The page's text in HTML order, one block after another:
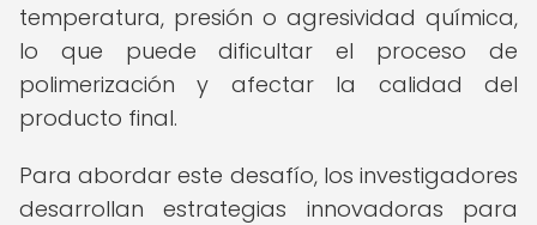
temperatura, presión o agresividad química,
lo que puede dificultar el proceso de
polimerización y afectar la calidad del
producto final.
Para abordar este desafío, los investigadores
desarrollan estrategias innovadoras para